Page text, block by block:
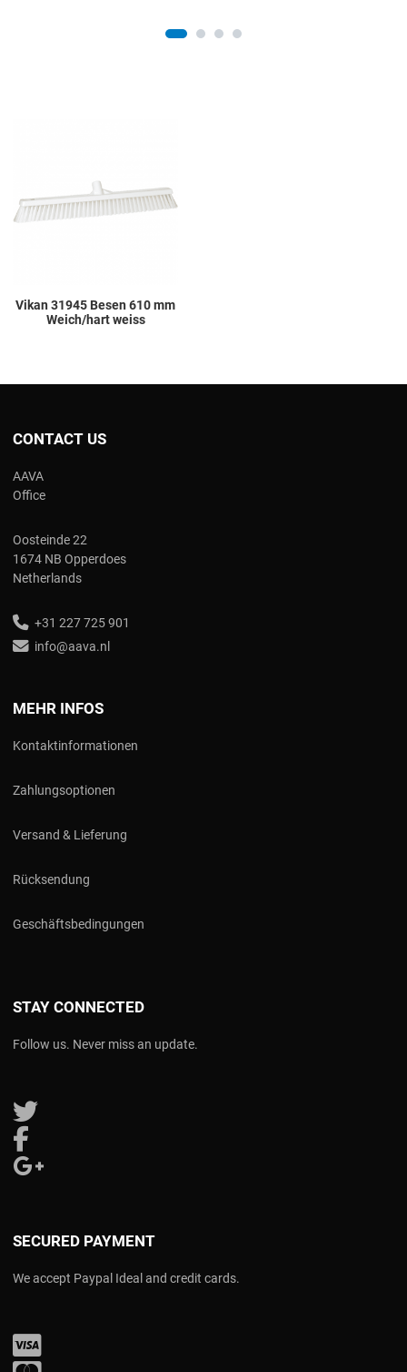
Vikan 31945 Besen 610 mm
Weich/hart weiss
CONTACT US
AAVA
Office
Oosteinde 22
1674 NB Opperdoes
Netherlands
+31 227 725 901
info@aava.nl
MEHR INFOS
Kontaktinformationen
Zahlungsoptionen
Versand & Lieferung
Rücksendung
Geschäftsbedingungen
STAY CONNECTED
Follow us. Never miss an update.
Follow us on Twitter
SECURED PAYMENT
We accept Paypal Ideal and credit cards.